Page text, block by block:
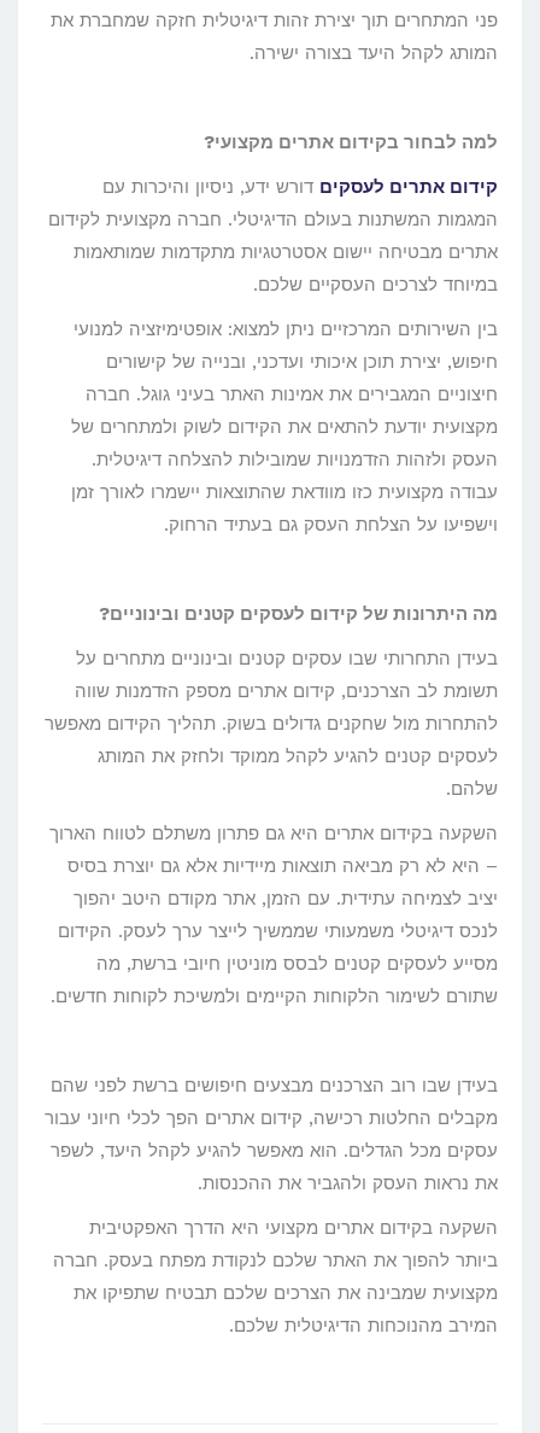
פני המתחרים תוך יצירת זהות דיגיטלית חזקה שמחברת את
המותג לקהל היעד בצורה ישירה.
למה לבחור בקידום אתרים מקצועי?
קידום אתרים לעסקים דורש ידע, ניסיון והיכרות עם
המגמות המשתנות בעולם הדיגיטלי. חברה מקצועית לקידום
אתרים מבטיחה יישום אסטרטגיות מתקדמות שמותאמות
במיוחד לצרכים העסקיים שלכם.
בין השירותים המרכזיים ניתן למצוא: אופטימיזציה למנועי
חיפוש, יצירת תוכן איכותי ועדכני, ובנייה של קישורים
חיצוניים המגבירים את אמינות האתר בעיני גוגל. חברה
מקצועית יודעת להתאים את הקידום לשוק ולמתחרים של
העסק ולזהות הזדמנויות שמובילות להצלחה דיגיטלית.
עבודה מקצועית כזו מוודאת שהתוצאות יישמרו לאורך זמן
וישפיעו על הצלחת העסק גם בעתיד הרחוק.
מה היתרונות של קידום לעסקים קטנים ובינוניים?
בעידן התחרותי שבו עסקים קטנים ובינוניים מתחרים על
תשומת לב הצרכנים, קידום אתרים מספק הזדמנות שווה
להתחרות מול שחקנים גדולים בשוק. תהליך הקידום מאפשר
לעסקים קטנים להגיע לקהל ממוקד ולחזק את המותג
שלהם.
השקעה בקידום אתרים היא גם פתרון משתלם לטווח הארוך
– היא לא רק מביאה תוצאות מיידיות אלא גם יוצרת בסיס
יציב לצמיחה עתידית. עם הזמן, אתר מקודם היטב יהפוך
לנכס דיגיטלי משמעותי שממשיך לייצר ערך לעסק. הקידום
מסייע לעסקים קטנים לבסס מוניטין חיובי ברשת, מה
שתורם לשימור הלקוחות הקיימים ולמשיכת לקוחות חדשים.
בעידן שבו רוב הצרכנים מבצעים חיפושים ברשת לפני שהם
מקבלים החלטות רכישה, קידום אתרים הפך לכלי חיוני עבור
עסקים מכל הגדלים. הוא מאפשר להגיע לקהל היעד, לשפר
את נראות העסק ולהגביר את ההכנסות.
השקעה בקידום אתרים מקצועי היא הדרך האפקטיבית
ביותר להפוך את האתר שלכם לנקודת מפתח בעסק. חברה
מקצועית שמבינה את הצרכים שלכם תבטיח שתפיקו את
המירב מהנוכחות הדיגיטלית שלכם.